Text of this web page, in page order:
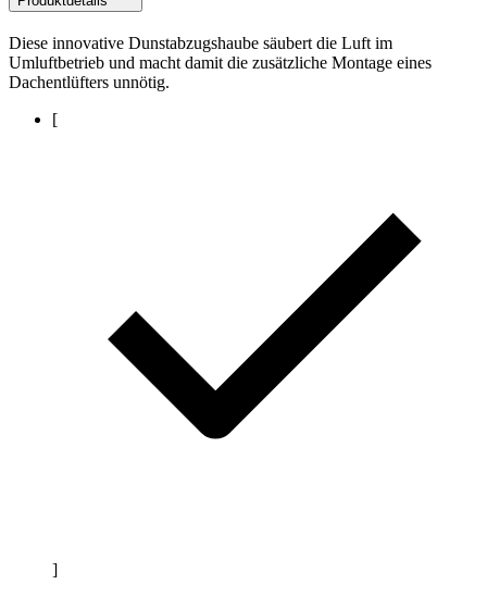
Diese innovative Dunstabzugshaube säubert die Luft im
Umluftbetrieb und macht damit die zusätzliche Montage eines
Dachentlüfters unnötig.
[
]